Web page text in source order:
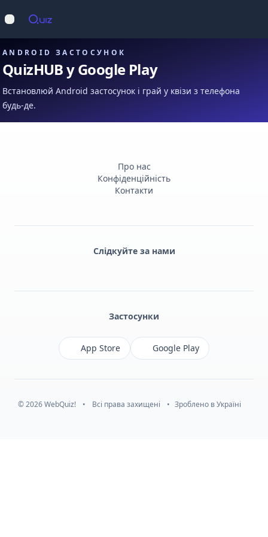
Відкрити меню
ANDROID ЗАСТОСУНОК
QuizHUB у Google Play
Встановлюй Android застосунок і грай у квізи з телефона
будь-де.
Про нас
Конфіденційність
Контакти
Слідкуйте за нами
Застосунки
App Store Google Play
© 2026 WebQuiz! • Всі права захищені • Зроблено в Україні